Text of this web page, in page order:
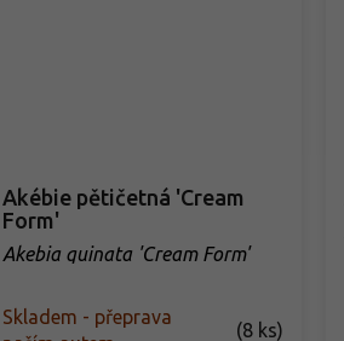
Akébie pětičetná 'Cream
Form'
Akebia quinata 'Cream Form'
Skladem - přeprava
(8 ks)